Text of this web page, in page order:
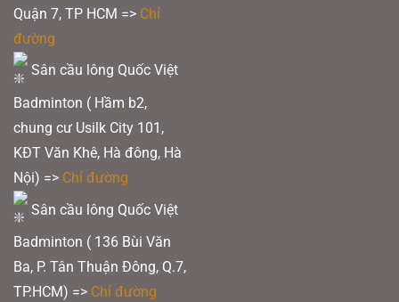
Quận 7, TP HCM => Chỉ
đường
Sân cầu lông Quốc Việt
Badminton ( Hầm b2,
chung cư Usilk City 101,
KĐT Văn Khê, Hà đông, Hà
Nội) => Chỉ đường
Sân cầu lông Quốc Việt
Badminton ( 136 Bùi Văn
Ba, P. Tân Thuận Đông, Q.7,
TP.HCM) => Chỉ đường